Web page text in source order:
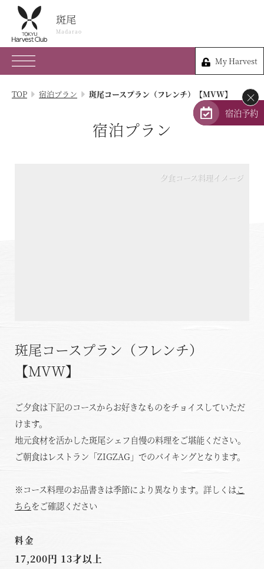
斑尾
Madarao
My Harvest
斑尾
Madarao
026-258-3666
長野県上水内郡信濃町古海3575-8
My Harvest
アクセス
ただいま日和
総合サイトに戻る 施設一覧
TOP 宿泊プラン 斑尾コースプラン（フレンチ）【MVW】
宿泊プラン
夕食コース料理イメージ
斑尾コースプラン（フレンチ）
【MVW】
ご夕食は下記のコースからお好きなものをチョイスしていただ
けます。
地元食材を活かした斑尾シェフ自慢の料理をご堪能ください。
ご朝食はレストラン「ZIGZAG」でのバイキングとなります。
※コース料理のお品書きは季節により異なります。詳しくはこ
ちらをご確認ください
料金
17,200円 13才以上
×
宿泊予約